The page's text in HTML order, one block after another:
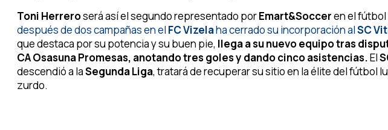
Toni Herreroserá así el segundo representado porEmart&Socceren el
después de dos campañas en el FC Vizelaha cerrado su incorporación alSC
que destaca por su potencia y su buen pie, llega a su nuevo equipo tras
CA Osasuna Promesas, anotando tres goles y dando cinco asistencias.El
descendió a laSegunda Liga, tratará de recuperar su sitio en la élite del fútbol
zurdo.